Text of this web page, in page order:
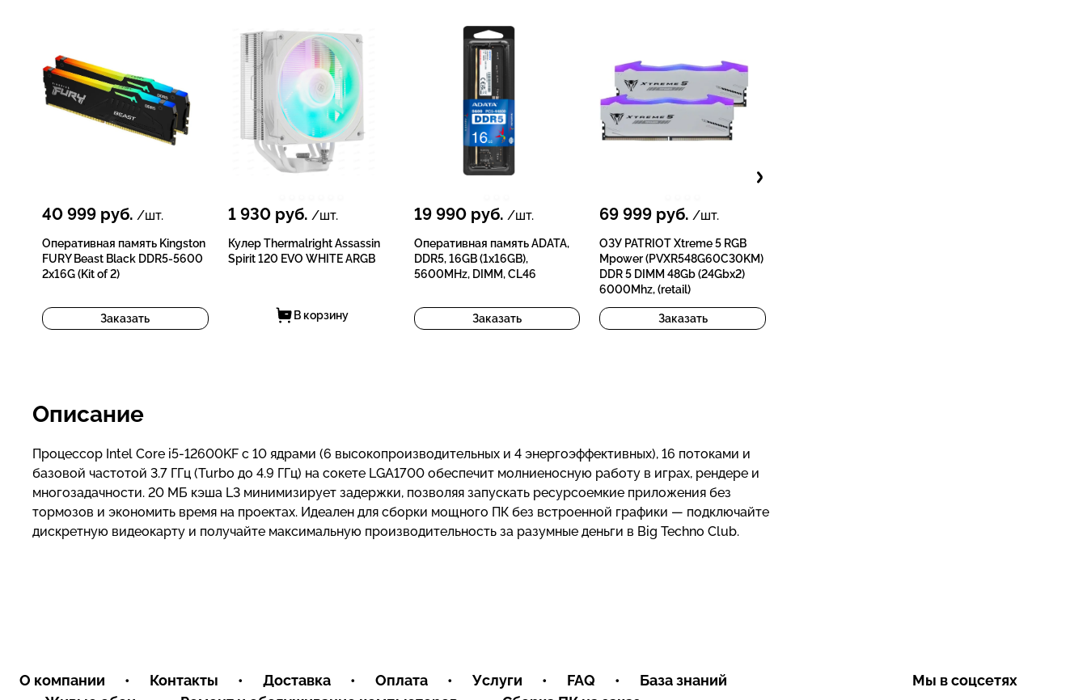
40 999 руб. /шт.
Оперативная память Kingston
FURY Beast Black DDR5-5600
2x16G (Kit of 2)
Заказать
1 930руб. /шт.
Кулер Thermalright Assassin
Spirit 120 EVO WHITE ARGB
В корзину
19 990руб. /шт.
Оперативная память ADATA,
DDR5, 16GB (1x16GB),
5600MHz, DIMM, CL46
Заказать
69 999 руб. /шт.
ОЗУ PATRIOT Xtreme 5 RGB
Mpower (PVXR548G60C30KM)
DDR 5 DIMM 48Gb (24Gbx2)
6000Mhz, (retail)
Заказать
Описание
Процессор Intel Core i5-12600KF с 10 ядрами (6 высокопроизводительных и 4 энергоэффективных), 16 потоками и
базовой частотой 3.7 ГГц (Turbo до 4.9 ГГц) на сокете LGA1700 обеспечит молниеносную работу в играх, рендере и
многозадачности. 20 МБ кэша L3 минимизирует задержки, позволяя запускать ресурсоемкие приложения без
тормозов и экономить время на проектах. Идеален для сборки мощного ПК без встроенной графики — подключайте
дискретную видеокарту и получайте максимальную производительность за разумные деньги в Big Techno Club.
О компании • Контакты • Доставка • Оплата • Услуги • FAQ •
База знаний
Мы в соцсетях